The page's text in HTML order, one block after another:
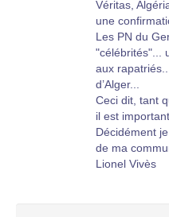
Véritas,
une
Les PN du
"célébrités"...
aux
d’Alger...
Ceci dit, tant
il est
Décidément
de ma
Lionel Vivès